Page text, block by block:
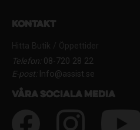
Kontakt
Hitta Butik / Öppettider
Telefon:08-720 28 22
E-post:Info@assist.se
Våra sociala media